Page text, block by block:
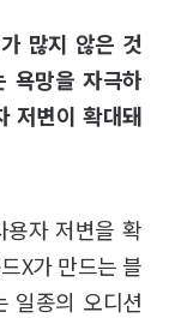
많지 않은 것
욕망을 자극하
저변이 확대돼
자 저변을 확
X가 만드는 블
일종의 오디션